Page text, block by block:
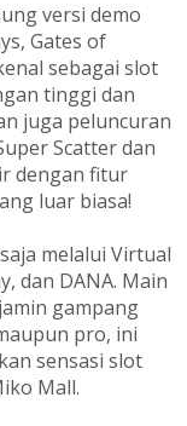
versi demo
Gates of
sebagai slot
tinggi dan
juga peluncuran
Scatter dan
dengan fitur
luar biasa!
melalui Virtual
dan DANA. Main
gampang
pro, ini
sensasi slot
Mall.